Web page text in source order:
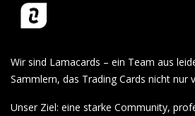
Wir sind Lamacards – ein Team aus
Sammlern, das Trading Cards nicht nur
Unser Ziel: eine starke Community,